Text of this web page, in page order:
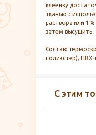
клеенку
тканью с
раствора или
затем высушить.
Состав:
полиэстер),
С этим